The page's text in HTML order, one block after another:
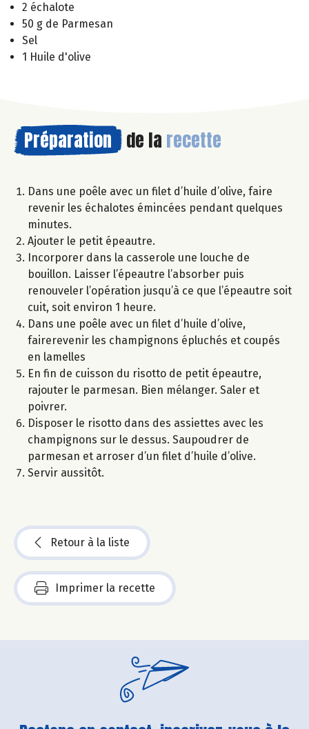
2 échalote
50 g de Parmesan
Sel
1 Huile d'olive
Préparation de la recette
Dans une poêle avec un filet d’huile d’olive, faire
revenir les échalotes émincées pendant quelques
minutes.
Ajouter le petit épeautre.
Incorporer dans la casserole une louche de
bouillon. Laisser l’épeautre l’absorber puis
renouveler l’opération jusqu’à ce que l’épeautre soit
cuit, soit environ 1 heure.
Dans une poêle avec un filet d’huile d’olive,
fairerevenir les champignons épluchés et coupés
en lamelles
En fin de cuisson du risotto de petit épeautre,
rajouter le parmesan. Bien mélanger. Saler et
poivrer.
Disposer le risotto dans des assiettes avec les
champignons sur le dessus. Saupoudrer de
parmesan et arroser d’un filet d’huile d’olive.
Servir aussitôt.
Retour à la liste
Imprimer la recette